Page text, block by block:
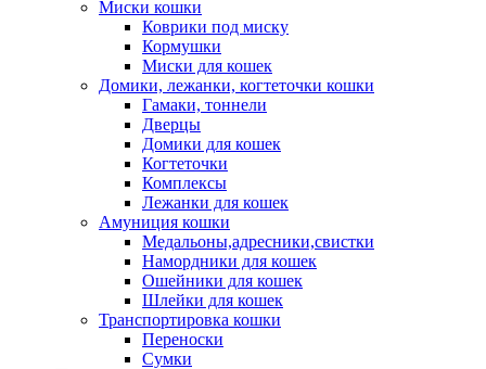
Миски кошки
Коврики под миску
Кормушки
Миски для кошек
Домики, лежанки, когтеточки кошки
Гамаки, тоннели
Дверцы
Домики для кошек
Когтеточки
Комплексы
Лежанки для кошек
Амуниция кошки
Медальоны,адресники,свистки
Намордники для кошек
Ошейники для кошек
Шлейки для кошек
Транспортировка кошки
Переноски
Сумки